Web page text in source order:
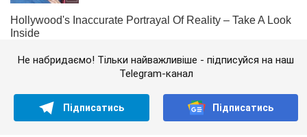
Не набридаємо! Тільки найважливіше - підписуйся на наш
Telegram-канал
Підписатись Підписатись